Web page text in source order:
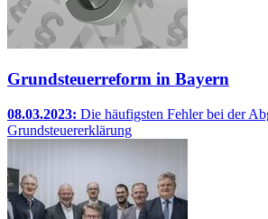
Grundsteuerreform in Bayern
08.03.2023: Die häufigsten Fehler bei der
Grundsteuererklärung